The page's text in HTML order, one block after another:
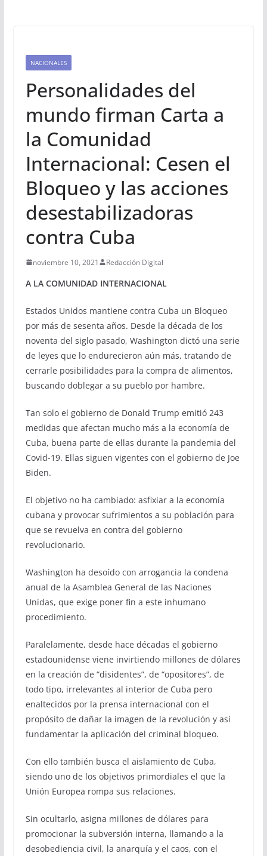
NACIONALES
Personalidades del
mundo firman Carta a
la Comunidad
Internacional: Cesen el
Bloqueo y las acciones
desestabilizadoras
contra Cuba
noviembre 10, 2021 Redacción Digital
A LA COMUNIDAD INTERNACIONAL
Estados Unidos mantiene contra Cuba un Bloqueo
por más de sesenta años. Desde la década de los
noventa del siglo pasado, Washington dictó una serie
de leyes que lo endurecieron aún más, tratando de
cerrarle posibilidades para la compra de alimentos,
buscando doblegar a su pueblo por hambre.
Tan solo el gobierno de Donald Trump emitió 243
medidas que afectan mucho más a la economía de
Cuba, buena parte de ellas durante la pandemia del
Covid-19. Ellas siguen vigentes con el gobierno de Joe
Biden.
El objetivo no ha cambiado: asfixiar a la economía
cubana y provocar sufrimientos a su población para
que se revuelva en contra del gobierno
revolucionario.
Washington ha desoído con arrogancia la condena
anual de la Asamblea General de las Naciones
Unidas, que exige poner fin a este inhumano
procedimiento.
Paralelamente, desde hace décadas el gobierno
estadounidense viene invirtiendo millones de dólares
en la creación de “disidentes”, de “opositores”, de
todo tipo, irrelevantes al interior de Cuba pero
enaltecidos por la prensa internacional con el
propósito de dañar la imagen de la revolución y así
fundamentar la aplicación del criminal bloqueo.
Con ello también busca el aislamiento de Cuba,
siendo uno de los objetivos primordiales el que la
Unión Europea rompa sus relaciones.
Sin ocultarlo, asigna millones de dólares para
promocionar la subversión interna, llamando a la
desobediencia civil, la anarquía y el caos, con el